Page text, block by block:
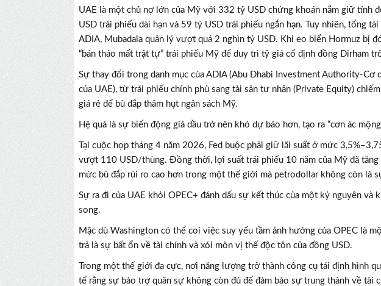
UAE là một chủ nợ lớn của Mỹ với 332 tỷ USD chứng khoán nắm giữ tính
USD trái phiếu dài hạn và 59 tỷ USD trái phiếu ngắn hạn. Tuy nhiên, tổng
ADIA, Mubadala quản lý vượt quá 2 nghìn tỷ USD. Khi eo biển Hormuz bị
“bán tháo mất trật tự” trái phiếu Mỹ để duy trì tỷ giá cố định đồng Dirham
Sự thay đổi trong danh mục của ADIA (Abu Dhabi Investment Authority-Cơ
của UAE), từ trái phiếu chính phủ sang tài sản tư nhân (Private Equity)
giá rẻ để bù đắp thâm hụt ngân sách Mỹ.
Hệ quả là sự biến động giá dầu trở nên khó dự báo hơn, tạo ra “cơn ác
Tại cuộc họp tháng 4 năm 2026, Fed buộc phải giữ lãi suất ở mức
vượt 110 USD/thùng. Đồng thời, lợi suất trái phiếu 10 năm của Mỹ đã
mức bù đắp rủi ro cao hơn trong một thế giới mà petrodollar không còn là
Sự ra đi của UAE khỏi OPEC+ đánh dấu sự kết thúc của một kỷ nguyên
song.
Mặc dù Washington có thể coi việc suy yếu tầm ảnh hưởng của OPEC là
trả là sự bất ổn về tài chính và xói mòn vị thế độc tôn của đồng USD.
Trong một thế giới đa cực, nơi năng lượng trở thành công cụ tái định hình
tế rằng sự bảo trợ quân sự không còn đủ để đảm bảo sự trung thành về tài